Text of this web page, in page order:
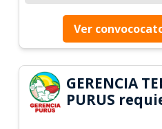
Ver
GERENCIA
PURUS